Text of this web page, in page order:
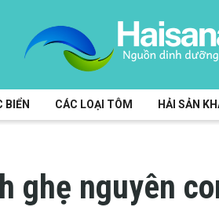
BIỂN CÁC LOẠI TÔM HẢI SẢN
ghẹ nguyên